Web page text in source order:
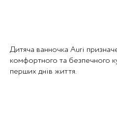
Дитяча ванночка Auri
комфортного та безпечного
перших днів життя.